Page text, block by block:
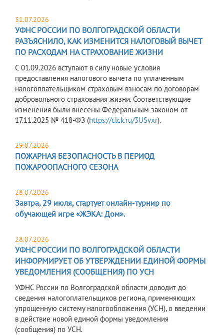
31.07.2026
УФНС РОССИИ ПО ВОЛГОГРАДСКОЙ ОБЛАСТИ
РАЗЪЯСНИЛО, КАК ИЗМЕНИТСЯ НАЛОГОВЫЙ ВЫЧЕТ
ПО РАСХОДАМ НА СТРАХОВАНИЕ ЖИЗНИ
С 01.09.2026 вступают в силу новые условия
предоставления налогового вычета по уплаченным
налогоплательщиком страховым взносам по договорам
добровольного страхования жизни. Соответствующие
изменения были внесены Федеральным законом от
17.11.2025 № 418-ФЗ (https://clck.ru/3USvxr).
29.07.2026
ПОЖАРНАЯ БЕЗОПАСНОСТЬ В ПЕРИОД
ПОЖАРООПАСНОГО СЕЗОНА
28.07.2026
Завтра, 29 июля, стартует онлайн-турнир по
обучающей игре «ЖЭКА: Дом».
28.07.2026
УФНС РОССИИ ПО ВОЛГОГРАДСКОЙ ОБЛАСТИ
ИНФОРМИРУЕТ ОБ УТВЕРЖДЕНИИ ЕДИНОЙ ФОРМЫ
УВЕДОМЛЕНИЯ (СООБЩЕНИЯ) ПО УСН
УФНС России по Волгоградской области доводит до
сведения налогоплательщиков региона, применяющих
упрощенную систему налогообложения (УСН), о введении
в действие новой единой формы уведомления
(сообщения) по УСН.